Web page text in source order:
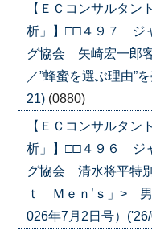
【ＥＣコンサルタン
析」】□□４９７ ジ
グ協会 矢崎宏一郎
／”蜂蜜を選ぶ理由”
21) (0880)
【ＥＣコンサルタン
析」】□□４９６ ジ
グ協会 清水将平特
ｔ Ｍｅｎ’ｓ」> 男
026年7月2日号）